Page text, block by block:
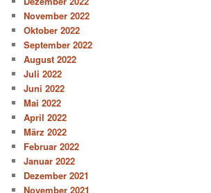
November 2022
Oktober 2022
September 2022
August 2022
Juli 2022
Juni 2022
Mai 2022
April 2022
März 2022
Februar 2022
Januar 2022
Dezember 2021
November 2021